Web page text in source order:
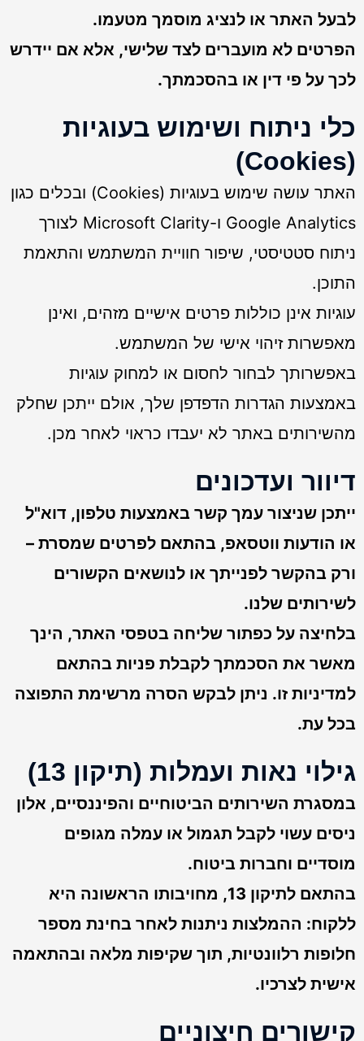
לבעל האתר או לנציג מוסמך מטעמו.
הפרטים לא מועברים לצד שלישי, אלא אם יידרש
לכך על פי דין או בהסכמתך.
כלי ניתוח ושימוש בעוגיות
(Cookies)
האתר עושה שימוש בעוגיות (Cookies) ובכלים כגון
Google Analytics ו-Microsoft Clarity לצורך
ניתוח סטטיסטי, שיפור חוויית המשתמש והתאמת
התוכן.
עוגיות אינן כוללות פרטים אישיים מזהים, ואינן
מאפשרות זיהוי אישי של המשתמש.
באפשרותך לבחור לחסום או למחוק עוגיות
באמצעות הגדרות הדפדפן שלך, אולם ייתכן שחלק
מהשירותים באתר לא יעבדו כראוי לאחר מכן.
דיוור ועדכונים
ייתכן שניצור עמך קשר באמצעות טלפון, דוא"ל
או הודעות ווטסאפ, בהתאם לפרטים שמסרת –
ורק בהקשר לפנייתך או לנושאים הקשורים
לשירותים שלנו.
בלחיצה על כפתור שליחה בטפסי האתר, הינך
מאשר את הסכמתך לקבלת פניות בהתאם
למדיניות זו. ניתן לבקש הסרה מרשימת התפוצה
בכל עת.
גילוי נאות ועמלות (תיקון 13)
במסגרת השירותים הביטוחיים והפיננסיים, אלון
ניסים עשוי לקבל תגמול או עמלה מגופים
מוסדיים וחברות ביטוח.
בהתאם לתיקון 13, מחויבותו הראשונה היא
ללקוח: ההמלצות ניתנות לאחר בחינת מספר
חלופות רלוונטיות, תוך שקיפות מלאה ובהתאמה
אישית לצרכיו.
קישורים חיצוניים